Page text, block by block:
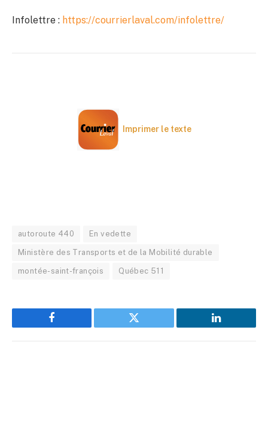
Infolettre : https://courrierlaval.com/infolettre/
Imprimer le texte
autoroute 440 En vedette
Ministère des Transports et de la Mobilité durable
montée-saint-françois Québec 511
Facebook Twitter LinkedIn